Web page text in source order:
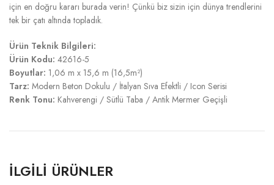
için en doğru kararı burada verin! Çünkü biz sizin için dünya trendlerini
tek bir çatı altında topladık.
Ürün Teknik Bilgileri:
Ürün Kodu: 42616-5
Boyutlar: 1,06 m x 15,6 m (16,5m²)
Tarz: Modern Beton Dokulu / İtalyan Sıva Efektli / Icon Serisi
Renk Tonu: Kahverengi / Sütlü Taba / Antik Mermer Geçişli
İLGILI ÜRÜNLER